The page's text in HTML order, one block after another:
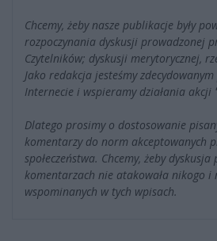
Chcemy, żeby nasze publikacje były
rozpoczynania dyskusji prowadzonej
Czytelników; dyskusji merytorycznej,
Jako redakcja jesteśmy
Internecie i wspieramy działania akcji
Dlatego prosimy o dostosowanie
komentarzy do norm akceptowanych
społeczeństwa. Chcemy, żeby
komentarzach nie atakowała nikogo i
wspominanych w tych wpisach.